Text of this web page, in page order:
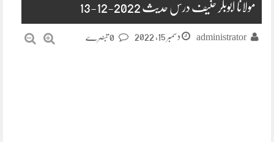
مولانا ابوبکر حنیف درس حدیث 2022-12-13
administrator دسمبر 15, 2022